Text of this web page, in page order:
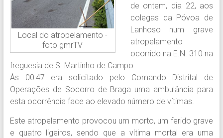
Local do atropelamento -
foto gmrTV
de ontem, dia 22, aos
colegas da Póvoa de
Lanhoso num grave
atropelamento
ocorrido na E.N. 310 na
freguesia de S. Martinho de Campo.
Às 00:47 era solicitado pelo Comando Distrital de
Operações de Socorro de Braga uma ambulância para
esta ocorrência face ao elevado número de vítimas.
Este atropelamento provocou um morto, um ferido grave
e quatro ligeiros, sendo que a vítima mortal era uma